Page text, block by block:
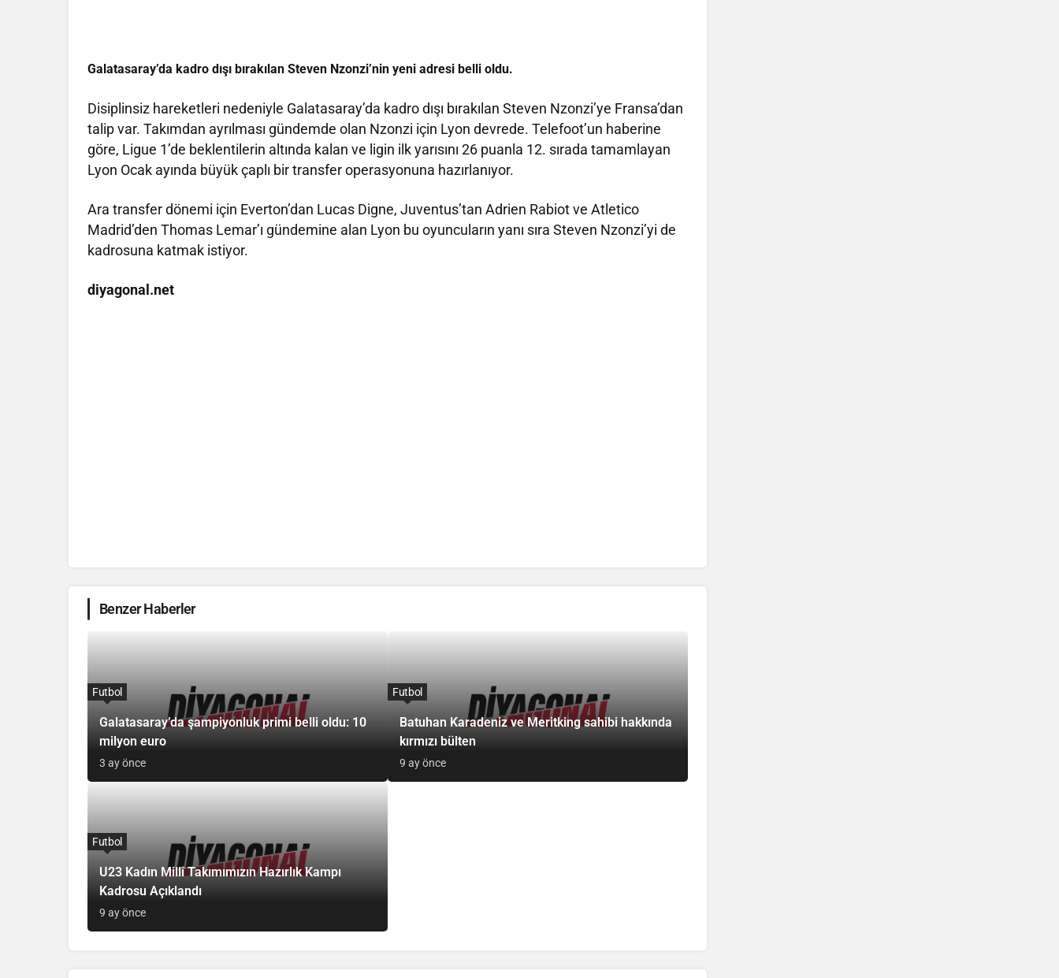
Galatasaray’da kadro dışı bırakılan Steven Nzonzi’nin yeni adresi belli oldu.
Disiplinsiz hareketleri nedeniyle Galatasaray’da kadro dışı bırakılan Steven Nzonzi’ye Fransa’dan
talip var. Takımdan ayrılması gündemde olan Nzonzi için Lyon devrede. Telefoot’un haberine
göre, Ligue 1’de beklentilerin altında kalan ve ligin ilk yarısını 26 puanla 12. sırada tamamlayan
Lyon Ocak ayında büyük çaplı bir transfer operasyonuna hazırlanıyor.
Ara transfer dönemi için Everton’dan Lucas Digne, Juventus’tan Adrien Rabiot ve Atletico
Madrid’den Thomas Lemar’ı gündemine alan Lyon bu oyuncuların yanı sıra Steven Nzonzi’yi de
kadrosuna katmak istiyor.
diyagonal.net
Benzer Haberler
Galatasaray’da şampiyonluk primi belli oldu: 10
milyon euro
Futbol
3 ay önce
Batuhan Karadeniz ve Meritking sahibi hakkında
kırmızı bülten
Futbol
9 ay önce
U23 Kadın Millî Takımımızın Hazırlık Kampı
Kadrosu Açıklandı
Futbol
9 ay önce